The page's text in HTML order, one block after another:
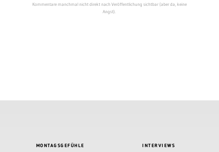
Kommentare manchmal nicht direkt nach Veröffentlichung sichtbar (aber da, keine
Angst).
MONTAGSGEFÜHLE INTERVIEWS